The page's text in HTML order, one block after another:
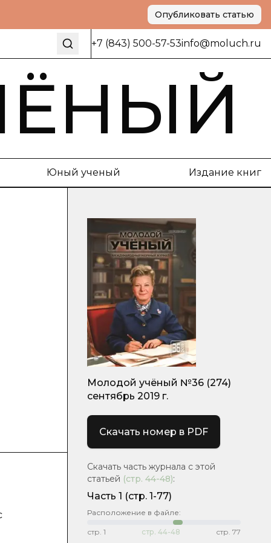
Опубликовать статью
+7 (843) 500-57-53info@moluch.ru
Юный ученый Издание книг
Молодой учёный №36 (274)
сентябрь 2019 г.
Скачать номер в PDF
Скачать часть журнала с этой
статьей (стр. 44-48):
Часть 1 (стр. 1-77)
Расположение в файле:
стр. 1 стр. 44-48 стр. 77